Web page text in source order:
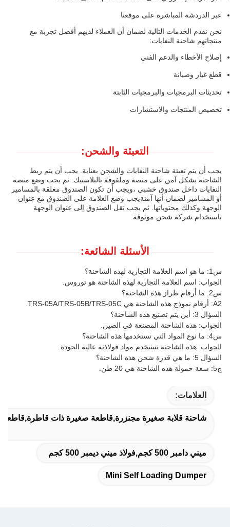
عبر الدردشة المباشرة على موقعنا
نحن نقدم الخدمات التالية لضمان أن العملاء لديهم أفضل تجربة مع
منتجاتهم شاحنة النفايات:
إصلاح الأخطاء والدعم الفني
قطع غيار وصيانة
تحديثات البرمجيات والبرمجيات الثابتة
تخصيص المنتجات والاستشارات
التعبئة والشحن:
يجب أن يتم تعبئة شاحنة النفايات والشحن بعناية. يجب أن يتم ربط
الشاحنة بشكل آمن على منصة وملفوفة بالبلاستيك. ثم يجب وضع منصة
النفايات داخل صندوق خشبي ،ويجب أن تكون الصندوق مغلقة بالمسامير
أو المسامير لضمان أنها آمنةيجب وضع العلامة على الصندوق مع عنوان
الوجهة وكذلك محتوياتها. ثم يجب نقل الصندوق إلى عنوان الوجهة
باستخدام شركة شحن موثوقة.
الأسئلة الشائعة:
س1: ما هو اسم العلامة التجارية لهذه الشاحنة؟
الجواب: اسم العلامة التجارية لهذه الشاحنة هو توروس.
س2: ما أرقام طراز هذه الشاحنة؟
A2: أرقام نموذج هذه الشاحنة هي TRS-05A/TRS-05B/TRS-05C.
السؤال 3: أين يتم تصنيع هذه الشاحنة؟
الجواب: هذه الشاحنة المصنعة في الصين.
س4: ما نوع المواد التي تستخدمها هذه الشاحنة؟
الجواب: هذه الشاحنة تستخدم مواد فولاذية عالية الجودة.
السؤال 5: ما هي قدرة شحن هذه الشاحنة؟
ج5: سعة حمولة هذه الشاحنة هي 20 طن.
العلامات:
شاحنة قلابة صغيرة مجنزرة,قاطعة صغيرة ذات قاطرة,قاطعة
ميني دامبر 500 كجم,فولاذ ميني ديمبر 500 كجم
Mini Self Loading Dumper